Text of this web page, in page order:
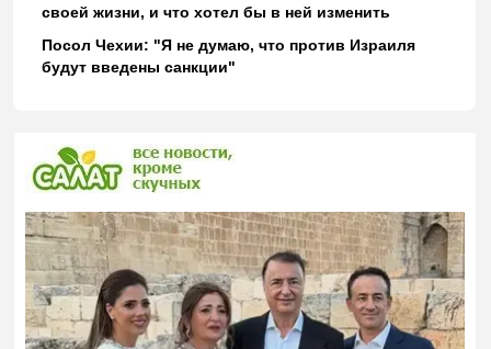
своей жизни, и что хотел бы в ней изменить
Посол Чехии: "Я не думаю, что против Израиля
будут введены санкции"